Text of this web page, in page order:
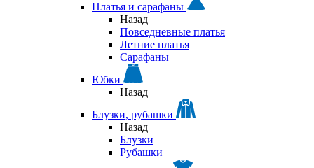
Платья и сарафаны
Назад
Повседневные платья
Летние платья
Сарафаны
Юбки
Назад
Блузки, рубашки
Назад
Блузки
Рубашки